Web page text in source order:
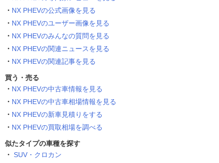
NX PHEVの公式画像を見る
NX PHEVのユーザー画像を見る
NX PHEVのみんなの質問を見る
NX PHEVの関連ニュースを見る
NX PHEVの関連記事を見る
買う・売る
NX PHEVの中古車情報を見る
NX PHEVの中古車相場情報を見る
NX PHEVの新車見積りをする
NX PHEVの買取相場を調べる
似たタイプの車種を探す
SUV・クロカン